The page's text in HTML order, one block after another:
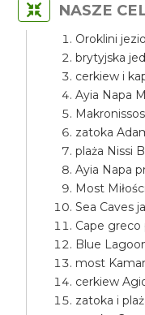
NASZE
Oroklini
brytyjska
cerkiew i
Ayia Napa
zatoka
plaża Nissi
Ayia Napa
Most Miłości
Sea Caves
Cape greco
Blue
most
cerkiew
zatoka i